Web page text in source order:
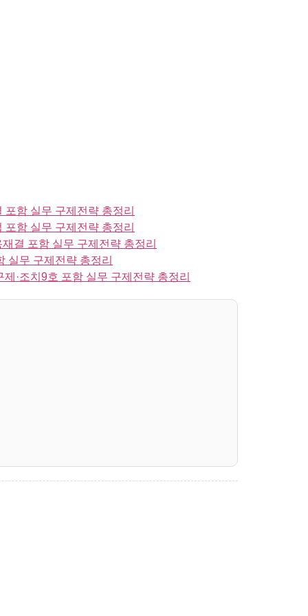
포함 실무 구제전략 총정리
포함 실무 구제전략 총정리
결 포함 실무 구제전략 총정리
실무 구제전략 총정리
·조치9호 포함 실무 구제전략 총정리